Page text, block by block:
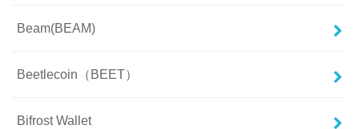
Beam(BEAM)
Beetlecoin（BEET）
Bifrost Wallet